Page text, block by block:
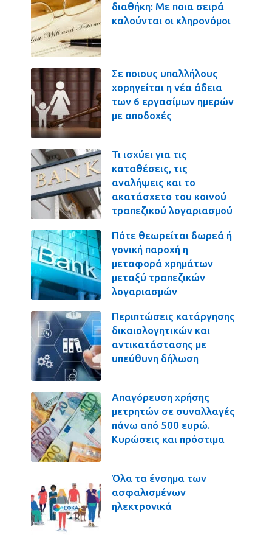
διαθήκη: Με ποια σειρά
καλούνται οι κληρονόμοι
Σε ποιους υπαλλήλους
χορηγείται η νέα άδεια
των 6 εργασίμων ημερών
με αποδοχές
Τι ισχύει για τις
καταθέσεις, τις
αναλήψεις και το
ακατάσχετο του κοινού
τραπεζικού λογαριασμού
Πότε θεωρείται δωρεά ή
γονική παροχή η
μεταφορά χρημάτων
μεταξύ τραπεζικών
λογαριασμών
Περιπτώσεις κατάργησης
δικαιολογητικών και
αντικατάστασης με
υπεύθυνη δήλωση
Απαγόρευση χρήσης
μετρητών σε συναλλαγές
πάνω από 500 ευρώ.
Κυρώσεις και πρόστιμα
Όλα τα ένσημα των
ασφαλισμένων
ηλεκτρονικά